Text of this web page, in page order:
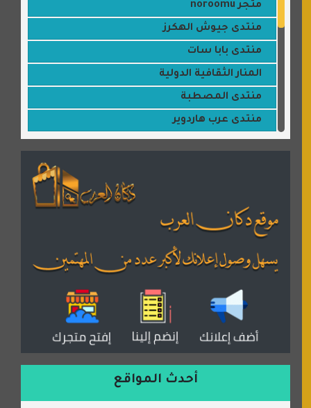
متجر noroomu
منتدى جيوش الهكرز
منتدى بابا سات
المنار الثقافية الدولية
منتدى المصطبة
منتدى عرب هاردوير
القران للجميع
منتدى همسات روائية
المكتبة الصوتية للقران الكريم
منتدى عدلات
موقع مداد الإسلامي
ورشة زهرة لورا للحدادة
أحدث المواقع